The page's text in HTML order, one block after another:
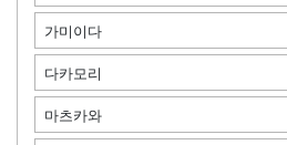
가미이다
다카모리
마츠카와